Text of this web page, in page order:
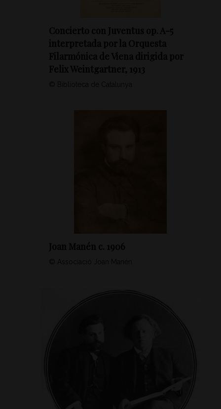
Concierto con Juventus op. A-5
interpretada por la Orquesta
Filarmónica de Viena dirigida por
Felix Weintgartner, 1913
© Biblioteca de Catalunya
Joan Manén c. 1906
© Associació Joan Manén